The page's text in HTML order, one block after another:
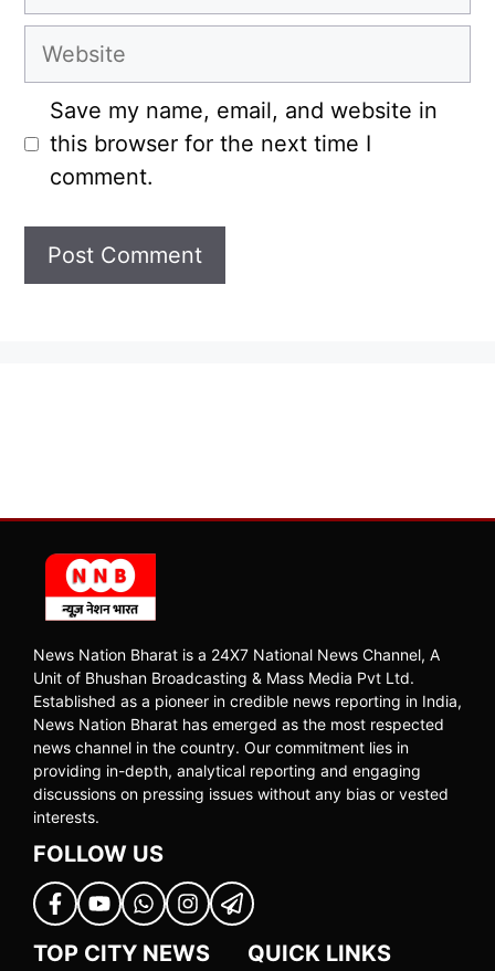
Website
Save my name, email, and website in
this browser for the next time I
comment.
News Nation Bharat is a 24X7 National News Channel, A
Unit of Bhushan Broadcasting & Mass Media Pvt Ltd.
Established as a pioneer in credible news reporting in India,
News Nation Bharat has emerged as the most respected
news channel in the country. Our commitment lies in
providing in-depth, analytical reporting and engaging
discussions on pressing issues without any bias or vested
interests.
FOLLOW US
TOP CITY NEWS QUICK LINKS